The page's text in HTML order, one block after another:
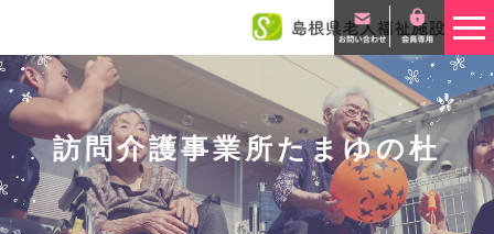
このページの本文へ
訪問介護事業所たまゆの杜